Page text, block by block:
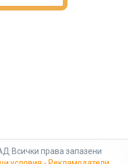
Всички права запазени